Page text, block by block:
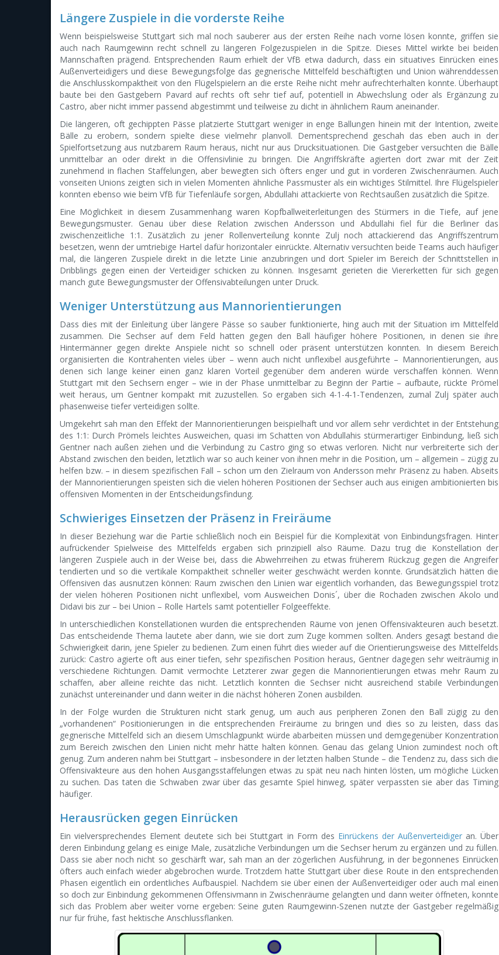
Längere Zuspiele in die vorderste Reihe
Wenn beispielsweise Stuttgart sich mal noch sauberer aus der ersten Reihe nach vorne lösen konnte, griffen sie
auch nach Raumgewinn recht schnell zu längeren Folgezuspielen in die Spitze. Dieses Mittel wirkte bei beiden
Mannschaften prägend. Entsprechenden Raum erhielt der VfB etwa dadurch, dass ein situatives Einrücken eines
Außenverteidigers und diese Bewegungsfolge das gegnerische Mittelfeld beschäftigten und Union währenddessen
die Anschlusskompaktheit von den Flügelspielern an die erste Reihe nicht mehr aufrechterhalten konnte. Überhaupt
baute bei den Gastgebern Pavard auf rechts oft sehr tief auf, potentiell in Abwechslung oder als Ergänzung zu
Castro, aber nicht immer passend abgestimmt und teilweise zu dicht in ähnlichem Raum aneinander.
Die längeren, oft gechippten Pässe platzierte Stuttgart weniger in enge Ballungen hinein mit der Intention, zweite
Bälle zu erobern, sondern spielte diese vielmehr planvoll. Dementsprechend geschah das eben auch in der
Spielfortsetzung aus nutzbarem Raum heraus, nicht nur aus Drucksituationen. Die Gastgeber versuchten die Bälle
unmittelbar an oder direkt in die Offensivlinie zu bringen. Die Angriffskräfte agierten dort zwar mit der Zeit
zunehmend in flachen Staffelungen, aber bewegten sich öfters enger und gut in vorderen Zwischenräumen. Auch
vonseiten Unions zeigten sich in vielen Momenten ähnliche Passmuster als ein wichtiges Stilmittel. Ihre Flügelspieler
konnten ebenso wie beim VfB für Tiefenläufe sorgen, Abdullahi attackierte von Rechtsaußen zusätzlich die Spitze.
Eine Möglichkeit in diesem Zusammenhang waren Kopfballweiterleitungen des Stürmers in die Tiefe, auf jene
Bewegungsmuster. Genau über diese Relation zwischen Andersson und Abdullahi fiel für die Berliner das
zwischenzeitliche 1:1. Zusätzlich zu jener Rollenverteilung konnte Zulj noch attackierend das Angriffszentrum
besetzen, wenn der umtriebige Hartel dafür horizontaler einrückte. Alternativ versuchten beide Teams auch häufiger
mal, die längeren Zuspiele direkt in die letzte Linie anzubringen und dort Spieler im Bereich der Schnittstellen in
Dribblings gegen einen der Verteidiger schicken zu können. Insgesamt gerieten die Viererketten für sich gegen
manch gute Bewegungsmuster der Offensivabteilungen unter Druck.
Weniger Unterstützung aus Mannorientierungen
Dass dies mit der Einleitung über längere Pässe so sauber funktionierte, hing auch mit der Situation im Mittelfeld
zusammen. Die Sechser auf dem Feld hatten gegen den Ball häufiger höhere Positionen, in denen sie ihre
Hintermänner gegen direkte Anspiele nicht so schnell oder präsent unterstützen konnten. In diesem Bereich
organisierten die Kontrahenten vieles über – wenn auch nicht unflexibel ausgeführte – Mannorientierungen, aus
denen sich lange keiner einen ganz klaren Vorteil gegenüber dem anderen würde verschaffen können. Wenn
Stuttgart mit den Sechsern enger – wie in der Phase unmittelbar zu Beginn der Partie – aufbaute, rückte Prömel
weit heraus, um Gentner kompakt mit zuzustellen. So ergaben sich 4-1-4-1-Tendenzen, zumal Zulj später auch
phasenweise tiefer verteidigen sollte.
Umgekehrt sah man den Effekt der Mannorientierungen beispielhaft und vor allem sehr verdichtet in der Entstehung
des 1:1: Durch Prömels leichtes Ausweichen, quasi im Schatten von Abdullahis stürmerartiger Einbindung, ließ sich
Gentner nach außen ziehen und die Verbindung zu Castro ging so etwas verloren. Nicht nur verbreiterte sich der
Abstand zwischen den beiden, letztlich war so auch keiner von ihnen mehr in die Position, um – allgemein – zügig zu
helfen bzw. – in diesem spezifischen Fall – schon um den Zielraum von Andersson mehr Präsenz zu haben. Abseits
der Mannorientierungen speisten sich die vielen höheren Positionen der Sechser auch aus einigen ambitionierten bis
offensiven Momenten in der Entscheidungsfindung.
Schwieriges Einsetzen der Präsenz in Freiräume
In dieser Beziehung war die Partie schließlich noch ein Beispiel für die Komplexität von Einbindungsfragen. Hinter
aufrückender Spielweise des Mittelfelds ergaben sich prinzipiell also Räume. Dazu trug die Konstellation der
längeren Zuspiele auch in der Weise bei, dass die Abwehrreihen zu etwas früherem Rückzug gegen die Angreifer
tendierten und so die vertikale Kompaktheit schneller weiter geschwächt werden konnte. Grundsätzlich hätten die
Offensiven das ausnutzen können: Raum zwischen den Linien war eigentlich vorhanden, das Bewegungsspiel trotz
der vielen höheren Positionen nicht unflexibel, vom Ausweichen Donis´, über die Rochaden zwischen Akolo und
Didavi bis zur – bei Union – Rolle Hartels samt potentieller Folgeeffekte.
In unterschiedlichen Konstellationen wurden die entsprechenden Räume von jenen Offensivakteuren auch besetzt.
Das entscheidende Thema lautete aber dann, wie sie dort zum Zuge kommen sollten. Anders gesagt bestand die
Schwierigkeit darin, jene Spieler zu bedienen. Zum einen führt dies wieder auf die Orientierungsweise des Mittelfelds
zurück: Castro agierte oft aus einer tiefen, sehr spezifischen Position heraus, Gentner dagegen sehr weiträumig in
verschiedene Richtungen. Damit vermochte Letzterer zwar gegen die Mannorientierungen etwas mehr Raum zu
schaffen, aber alleine reichte das nicht. Letztlich konnten die Sechser nicht ausreichend stabile Verbindungen
zunächst untereinander und dann weiter in die nächst höheren Zonen ausbilden.
In der Folge wurden die Strukturen nicht stark genug, um auch aus peripheren Zonen den Ball zügig zu den
„vorhandenen“ Positionierungen in die entsprechenden Freiräume zu bringen und dies so zu leisten, dass das
gegnerische Mittelfeld sich an diesem Umschlagpunkt würde abarbeiten müssen und demgegenüber Konzentration
zum Bereich zwischen den Linien nicht mehr hätte halten können. Genau das gelang Union zumindest noch oft
genug. Zum anderen nahm bei Stuttgart – insbesondere in der letzten halben Stunde – die Tendenz zu, dass sich die
Offensivakteure aus den hohen Ausgangsstaffelungen etwas zu spät neu nach hinten lösten, um mögliche Lücken
zu suchen. Das taten die Schwaben zwar über das gesamte Spiel hinweg, später verpassten sie aber das Timing
häufiger.
Herausrücken gegen Einrücken
Ein vielversprechendes Element deutete sich bei Stuttgart in Form des Einrückens der Außenverteidigeran. Über
deren Einbindung gelang es einige Male, zusätzliche Verbindungen um die Sechser herum zu ergänzen und zu füllen.
Dass sie aber noch nicht so geschärft war, sah man an der zögerlichen Ausführung, in der begonnenes Einrücken
öfters auch einfach wieder abgebrochen wurde. Trotzdem hatte Stuttgart über diese Route in den entsprechenden
Phasen eigentlich ein ordentliches Aufbauspiel. Nachdem sie über einen der Außenverteidiger oder auch mal einen
so doch zur Einbindung gekommenen Offensivmann in Zwischenräume gelangten und dann weiter öffneten, konnte
sich das Problem aber weiter vorne ergeben: Seine guten Raumgewinn-Szenen nutzte der Gastgeber regelmäßig
nur für frühe, fast hektische Anschlussflanken.